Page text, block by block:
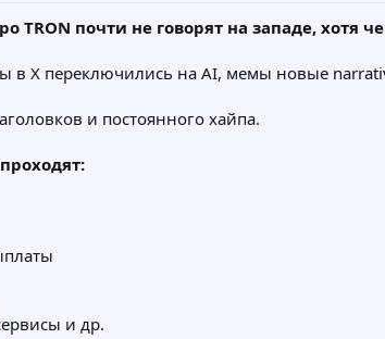
TRON почти не говорят на западе, хотя
в Х переключились на AI, мемы новые
и постоянного хайпа.
и др.